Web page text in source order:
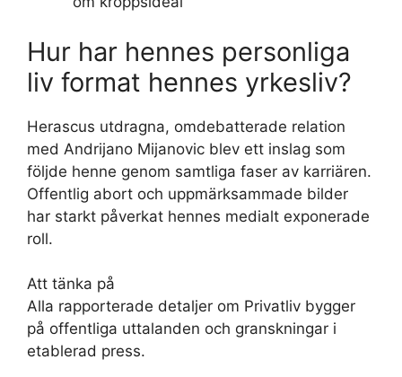
Hur har hennes personliga
liv format hennes yrkesliv?
Herascus utdragna, omdebatterade relation
med Andrijano Mijanovic blev ett inslag som
följde henne genom samtliga faser av karriären.
Offentlig abort och uppmärksammade bilder
har starkt påverkat hennes medialt exponerade
roll.
Att tänka på
Alla rapporterade detaljer om Privatliv bygger
på offentliga uttalanden och granskningar i
etablerad press.